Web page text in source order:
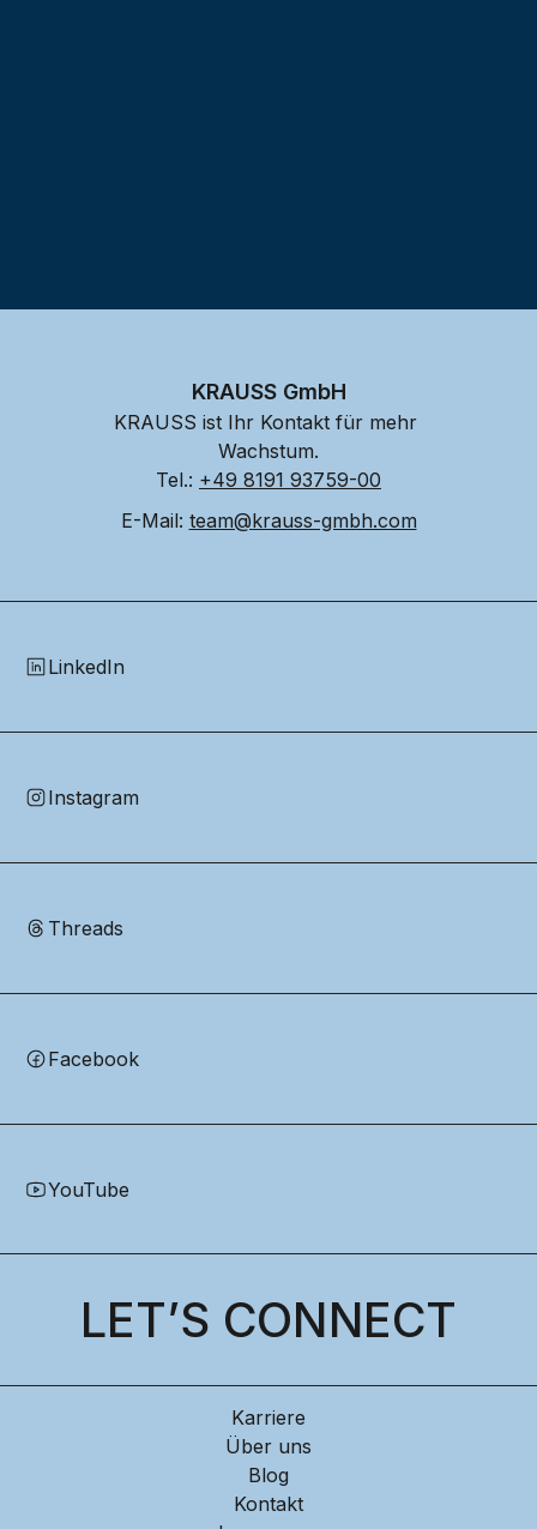
KRAUSS GmbH
KRAUSS ist Ihr Kontakt für mehr
Wachstum.
Tel.: +49 8191 93759-00
E-Mail: team@krauss-gmbh.com
LinkedIn
Instagram
Threads
Facebook
YouTube
LET’S CONNECT
Karriere
Über uns
Blog
Kontakt